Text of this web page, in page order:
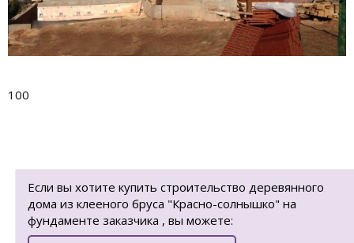
100
Если вы хотите купить строительство деревянного
дома из клееного бруса "Красно-солнышко" на
фундаменте заказчика , вы можете: